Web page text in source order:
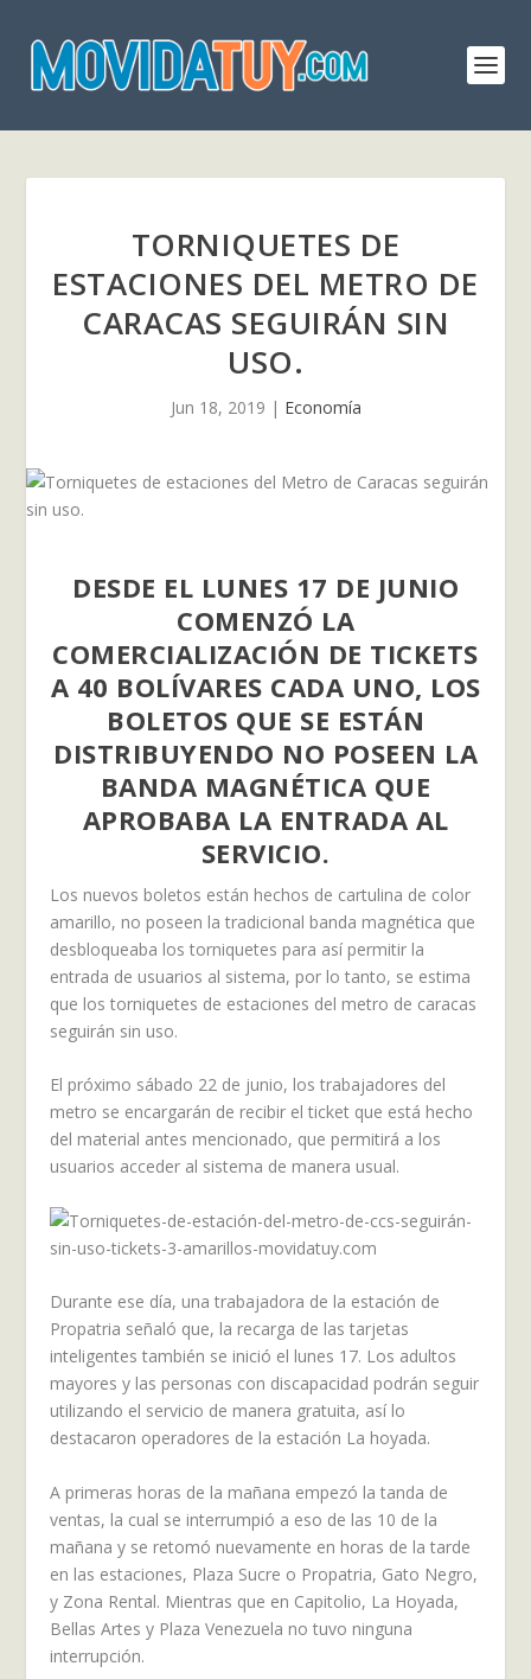
TORNIQUETES DE
ESTACIONES DEL METRO DE
CARACAS SEGUIRÁN SIN
USO.
Jun 18, 2019 | Economía
DESDE EL LUNES 17 DE JUNIO
COMENZÓ LA
COMERCIALIZACIÓN DE TICKETS
A 40 BOLÍVARES CADA UNO, LOS
BOLETOS QUE SE ESTÁN
DISTRIBUYENDO NO POSEEN LA
BANDA MAGNÉTICA QUE
APROBABA LA ENTRADA AL
SERVICIO.
Los nuevos boletos están hechos de cartulina de color
amarillo, no poseen la tradicional banda magnética que
desbloqueaba los torniquetes para así permitir la
entrada de usuarios al sistema, por lo tanto, se estima
que los torniquetes de estaciones del metro de caracas
seguirán sin uso.
El próximo sábado 22 de junio, los trabajadores del
metro se encargarán de recibir el ticket que está hecho
del material antes mencionado, que permitirá a los
usuarios acceder al sistema de manera usual.
Durante ese día, una trabajadora de la estación de
Propatria señaló que, la recarga de las tarjetas
inteligentes también se inició el lunes 17. Los adultos
mayores y las personas con discapacidad podrán seguir
utilizando el servicio de manera gratuita, así lo
destacaron operadores de la estación La hoyada.
A primeras horas de la mañana empezó la tanda de
ventas, la cual se interrumpió a eso de las 10 de la
mañana y se retomó nuevamente en horas de la tarde
en las estaciones, Plaza Sucre o Propatria, Gato Negro,
y Zona Rental. Mientras que en Capitolio, La Hoyada,
Bellas Artes y Plaza Venezuela no tuvo ninguna
interrupción.